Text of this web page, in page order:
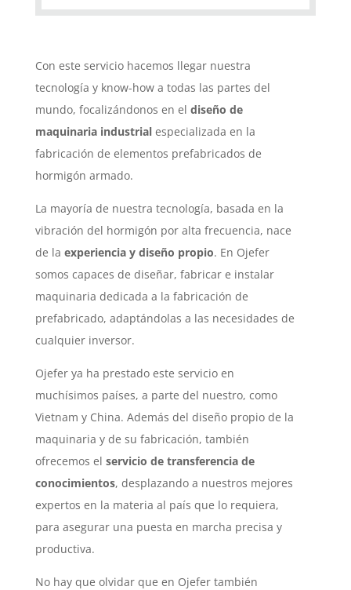
Con este servicio hacemos llegar nuestra
tecnología y know-how a todas las partes del
mundo, focalizándonos en el diseño de
maquinaria industrialespecializada en la
fabricación de elementos prefabricados de
hormigón armado.
La mayoría de nuestra tecnología, basada en la
vibración del hormigón por alta frecuencia, nace
de la experiencia y diseño propio. En Ojefer
somos capaces de diseñar, fabricar e instalar
maquinaria dedicada a la fabricación de
prefabricado, adaptándolas a las necesidades de
cualquier inversor.
Ojefer ya ha prestado este servicio en
muchísimos países, a parte del nuestro, como
Vietnam y China. Además del diseño propio de la
maquinaria y de su fabricación, también
ofrecemos el servicio de transferencia de
conocimientos, desplazando a nuestros mejores
expertos en la materia al país que lo requiera,
para asegurar una puesta en marcha precisa y
productiva.
No hay que olvidar que en Ojefer también